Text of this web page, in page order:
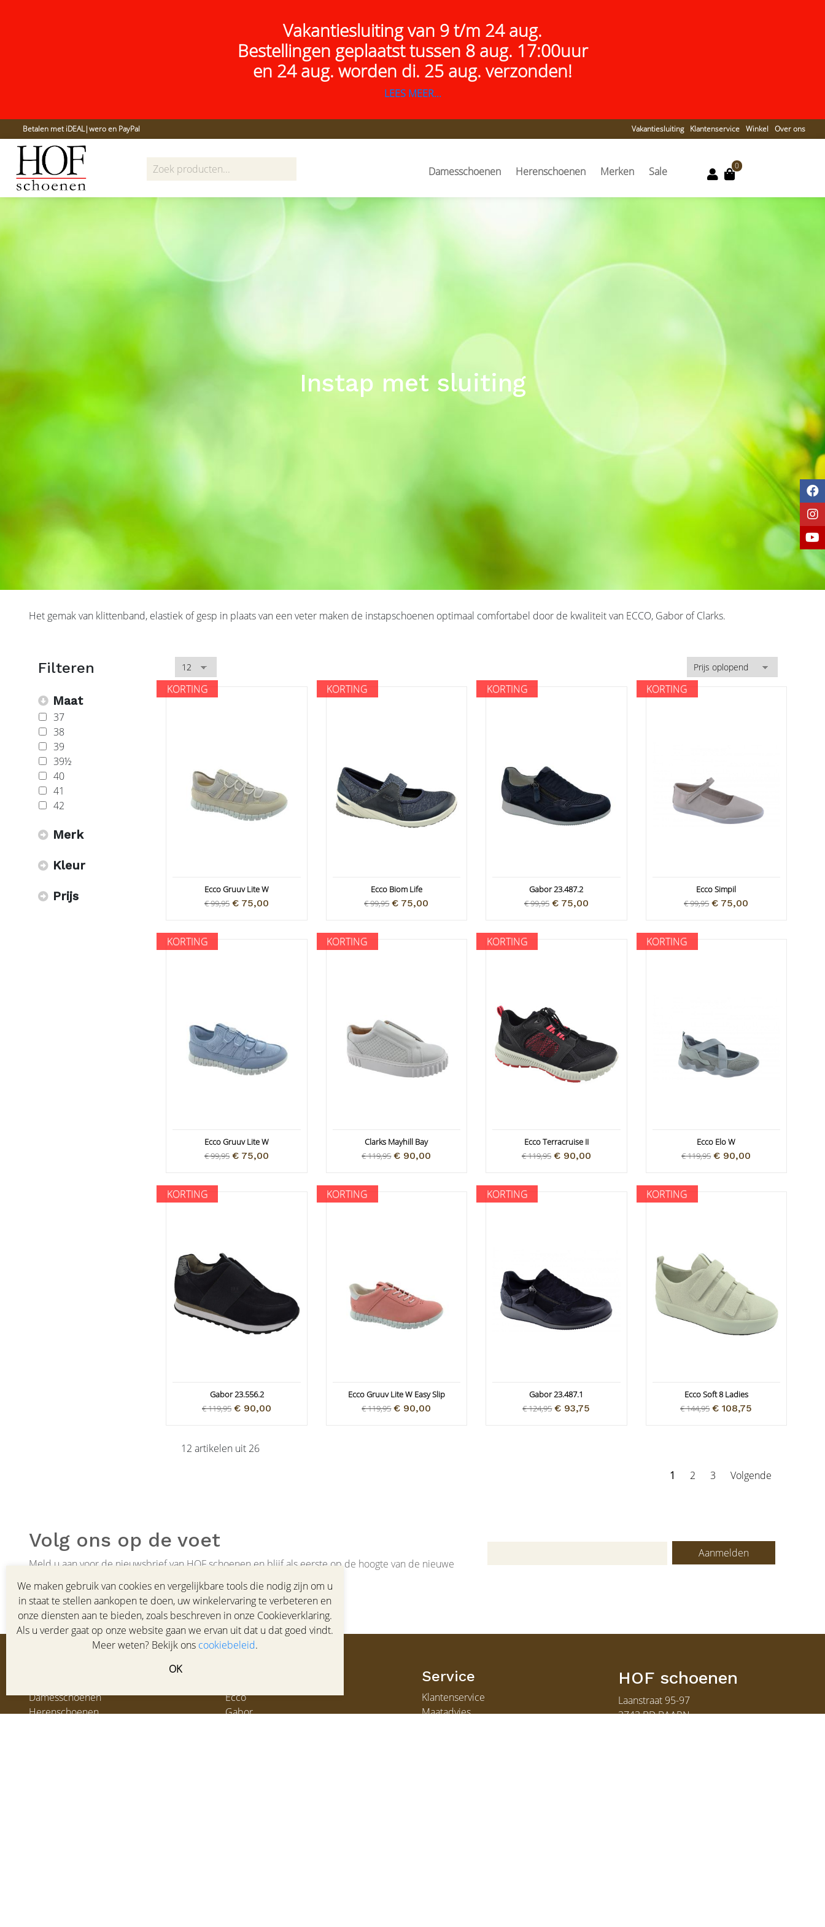
We maken gebruik van cookies en vergelijkbare tools die nodig zijn om u
in staat te stellen aankopen te doen, uw winkelervaring te verbeteren en
onze diensten aan te bieden, zoals beschreven in onze Cookieverklaring.
Als u verder gaat op onze website gaan we ervan uit dat u dat goed vindt.
Meer weten? Bekijk ons cookiebeleid.
OK
Vakantiesluiting van 9 t/m 24 aug.
Bestellingen geplaatst tussen 8 aug. 17:00uur
en 24 aug. worden di. 25 aug. verzonden!
LEES MEER...
Betalen met iDEAL|wero en PayPal Vakantiesluiting Klantenservice Winkel Over ons
Damesschoenen Herenschoenen Merken Sale 0
Instap met sluiting
Het gemak van klittenband, elastiek of gesp in plaats van een veter maken de instapschoenen optimaal comfortabel door de kwaliteit van ECCO, Gabor of Clarks.
Maat
37
38
39
39½
40
41
42
Merk
Kleur
Prijs
KORTING
Ecco Gruuv Lite W
€ 99,95 € 75,00
KORTING
Ecco Biom Life
€ 99,95 € 75,00
KORTING
Gabor 23.487.2
€ 99,95 € 75,00
KORTING
Ecco Simpil
€ 99,95 € 75,00
KORTING
Ecco Gruuv Lite W
€ 99,95 € 75,00
KORTING
Clarks Mayhill Bay
€ 119,95 € 90,00
KORTING
Ecco Terracruise II
€ 119,95 € 90,00
KORTING
Ecco Elo W
€ 119,95 € 90,00
KORTING
Gabor 23.556.2
€ 119,95 € 90,00
KORTING
Ecco Gruuv Lite W Easy Slip
€ 119,95 € 90,00
KORTING
Gabor 23.487.1
€ 124,95 € 93,75
KORTING
Ecco Soft 8 Ladies
€ 144,95 € 108,75
12 artikelen uit 26
1
2 3 Volgende
Volg ons op de voet
Meld u aan voor de nieuwsbrief van HOF schoenen en blijf als eerste op de hoogte van de nieuwe
collectie, trends en aanbiedingen.
Aanmelden
Damesschoenen
Herenschoenen
Ecco
Gabor
Service
Klantenservice
Maatadvies
HOF schoenen
Laanstraat 95-97
3743 BD BAARN